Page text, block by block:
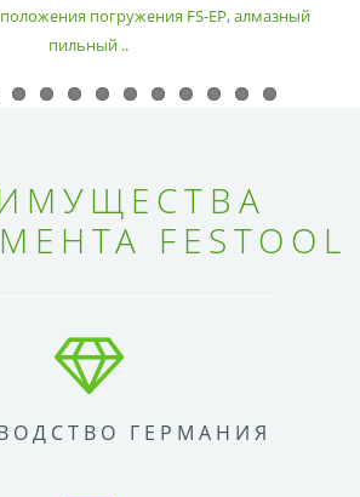
погружения FS-EP, алмазный
пильный ..
FESTOOL
ГЕРМАНИЯ